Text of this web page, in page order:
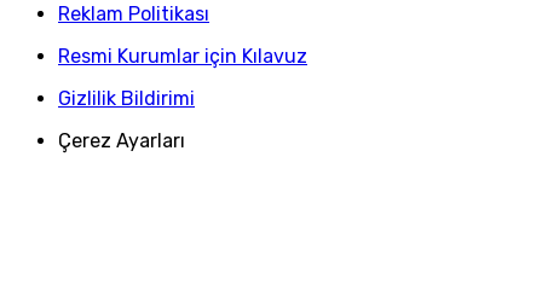
Reklam Politikası
Resmi Kurumlar için Kılavuz
Gizlilik Bildirimi
Çerez Ayarları